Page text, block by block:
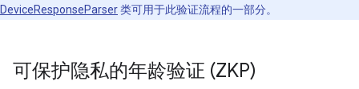
DeviceResponseParser类可用于此验证流程的一部分。
可保护隐私的年龄验证 (ZKP)